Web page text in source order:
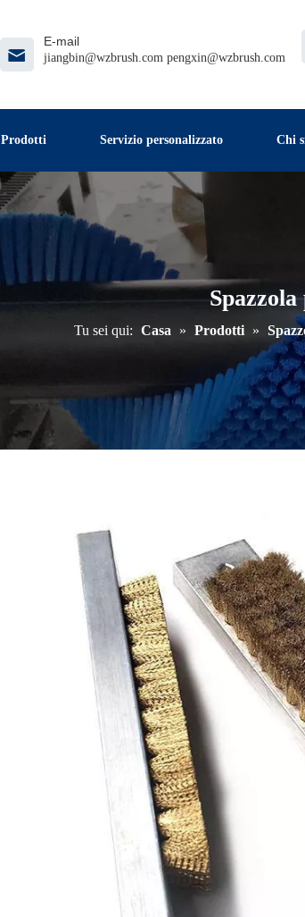
E-mail
jiangbin@wzbrush.com pengxin@wzbrush.com
Prodotti Servizio personalizzato Chi
Tu sei qui: Casa » Prodotti »